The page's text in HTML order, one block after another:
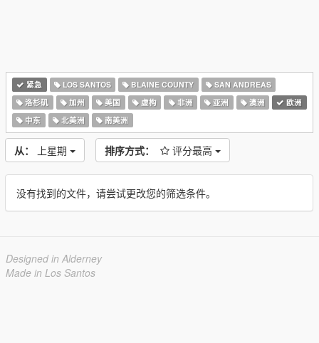
紧急 LOS SANTOS BLAINE COUNTY
SAN ANDREAS
洛杉矶
加州 美国 虚构 非洲 亚洲 澳洲
欧洲
中东
北美洲 南美洲
从： 上星期 排序方式： 评分最高
没有找到的文件，请尝试更改您的筛选条件。
Designed in Alderney
Made in Los Santos